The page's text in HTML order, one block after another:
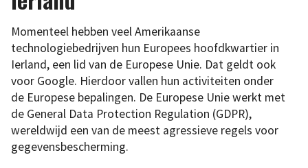
Momenteel hebben veel Amerikaanse
technologiebedrijven hun Europees hoofdkwartier in
Ierland, een lid van de Europese Unie. Dat geldt ook
voor Google. Hierdoor vallen hun activiteiten onder
de Europese bepalingen. De Europese Unie werkt met
de General Data Protection Regulation (GDPR),
wereldwijd een van de meest agressieve regels voor
gegevensbescherming.